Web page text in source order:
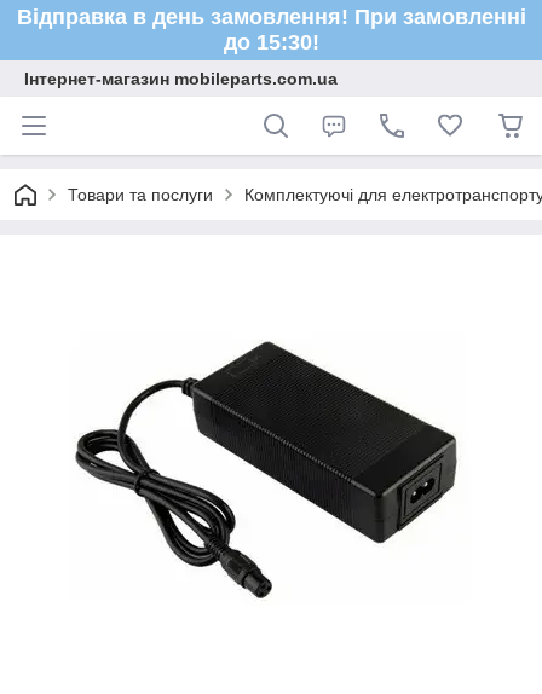
Відправка в день замовлення! При замовленні
до 15:30!
Інтернет-магазин mobileparts.com.ua
Товари та послуги Комплектуючі для